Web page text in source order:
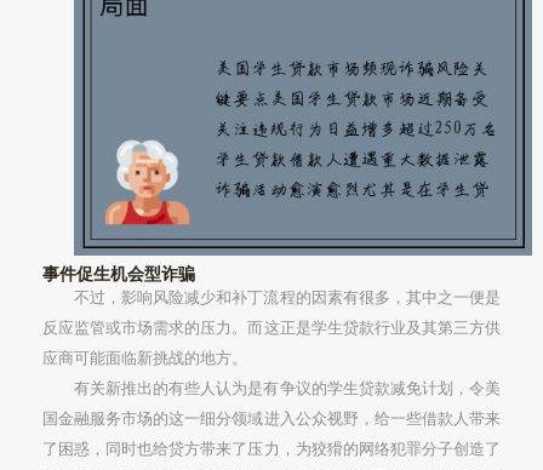
事件促生机会型诈骗
不过，影响风险减少和补丁流程的因素有很多，其中之一便是
反应监管或市场需求的压力。而这正是学生贷款行业及其第三方供
应商可能面临新挑战的地方。
有关新推出的有些人认为是有争议的学生贷款减免计划，令美
国金融服务市场的这一细分领域进入公众视野，给一些借款人带来
了困惑，同时也给贷方带来了压力，为狡猾的网络犯罪分子创造了